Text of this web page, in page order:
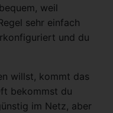
weil
sehr einfach
und du
willst, kommt das
bekommst du
im Netz, aber